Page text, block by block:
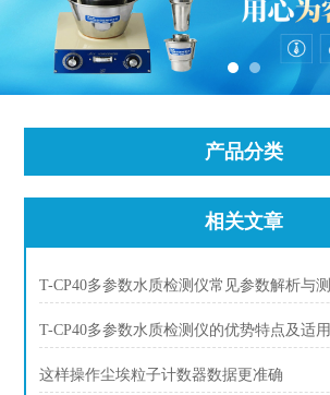
产品分类
相关文章
T-CP40多参数水质检测仪常见参数解析与
T-CP40多参数水质检测仪的优势特点及适
这样操作尘埃粒子计数器数据更准确